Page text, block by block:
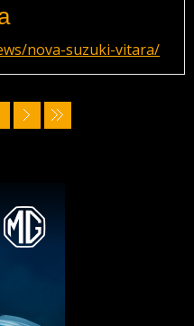
nova-suzuki-vitara/